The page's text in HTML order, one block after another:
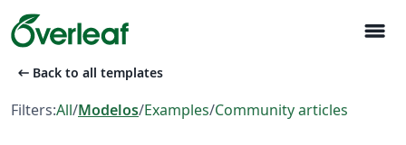
menu
arrow_left_alt Back to all templates
Filters:All/Modelos/Examples/Community articles